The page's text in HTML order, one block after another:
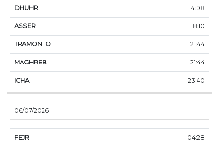
14:08
18:10
21:44
21:44
23:40
06/07/2026
04:28